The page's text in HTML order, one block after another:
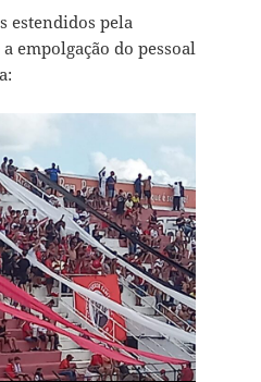
estendidos pela
empolgação do pessoal